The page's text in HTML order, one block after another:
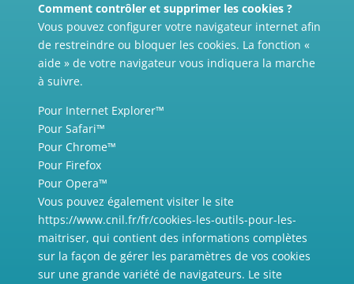
Comment contrôler et supprimer les cookies ?
Vous pouvez configurer votre navigateur internet afin
de restreindre ou bloquer les cookies. La fonction «
aide » de votre navigateur vous indiquera la marche
à suivre.
Pour Internet Explorer™
Pour Safari™
Pour Chrome™
Pour Firefox
Pour Opera™
Vous pouvez également visiter le site
https://www.cnil.fr/fr/cookies-les-outils-pour-les-
maitriser, qui contient des informations complètes
sur la façon de gérer les paramètres de vos cookies
sur une grande variété de navigateurs. Le site